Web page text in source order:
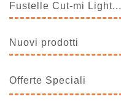
Fustelle Cut-mi Light...
Nuovi prodotti
Offerte Speciali